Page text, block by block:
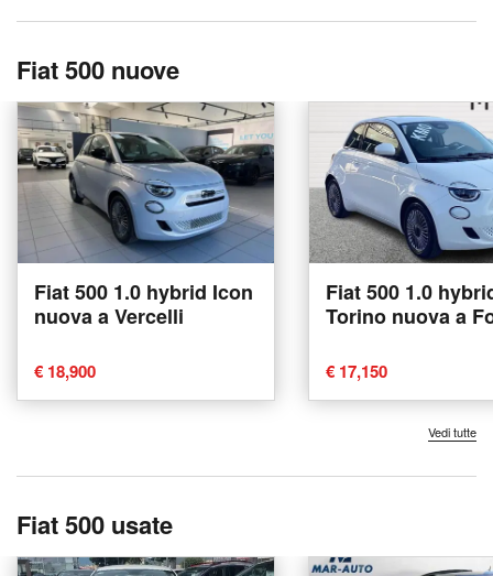
Fiat 500 nuove
Fiat 500 1.0 hybrid Icon
nuova a Vercelli
€ 18,900
Fiat 500 1.0
Torino nuova a
€ 17,150
Vedi tutte
Fiat 500 usate